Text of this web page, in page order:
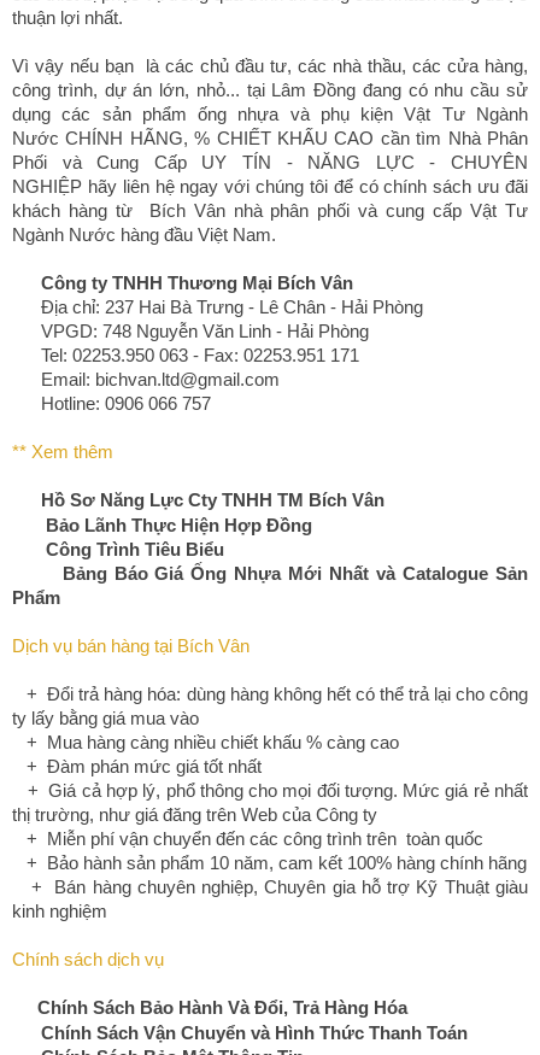
thuận lợi nhất.
Vì vậy nếu bạn là các chủ đầu tư, các nhà thầu, các cửa hàng,
công trình, dự án lớn, nhỏ... tại Lâm Đồng đang có nhu cầu sử
dụng các sản phẩm ống nhựa và phụ kiện Vật Tư Ngành
Nước CHÍNH HÃNG, % CHIẾT KHẤU CAO cần tìm Nhà Phân
Phối và Cung Cấp UY TÍN - NĂNG LỰC - CHUYÊN
NGHIỆP hãy liên hệ ngay với chúng tôi để có chính sách ưu đãi
khách hàng từ Bích Vân nhà phân phối và cung cấp Vật Tư
Ngành Nước hàng đầu Việt Nam.
Công ty TNHH Thương Mại Bích Vân
Địa chỉ: 237 Hai Bà Trưng - Lê Chân - Hải Phòng
VPGD: 748 Nguyễn Văn Linh - Hải Phòng
Tel: 02253.950 063 - Fax: 02253.951 171
Email: bichvan.ltd@gmail.com
Hotline: 0906 066 757
** Xem thêm
Hồ Sơ Năng Lực Cty TNHH TM Bích Vân
Bảo Lãnh Thực Hiện Hợp Đồng
Công Trình Tiêu Biểu
Bảng Báo Giá Ống Nhựa Mới Nhất và Catalogue Sản
Phẩm
Dịch vụ bán hàng tại Bích Vân
+ Đổi trả hàng hóa: dùng hàng không hết có thể trả lại cho công
ty lấy bằng giá mua vào
+ Mua hàng càng nhiều chiết khấu % càng cao
+ Đàm phán mức giá tốt nhất
+ Giá cả hợp lý, phổ thông cho mọi đối tượng. Mức giá rẻ nhất
thị trường, như giá đăng trên Web của Công ty
+ Miễn phí vận chuyển đến các công trình trên toàn quốc
+ Bảo hành sản phẩm 10 năm, cam kết 100% hàng chính hãng
+ Bán hàng chuyên nghiệp, Chuyên gia hỗ trợ Kỹ Thuật giàu
kinh nghiệm
Chính sách dịch vụ
Chính Sách Bảo Hành Và Đổi, Trả Hàng Hóa
Chính Sách Vận Chuyển và Hình Thức Thanh Toán